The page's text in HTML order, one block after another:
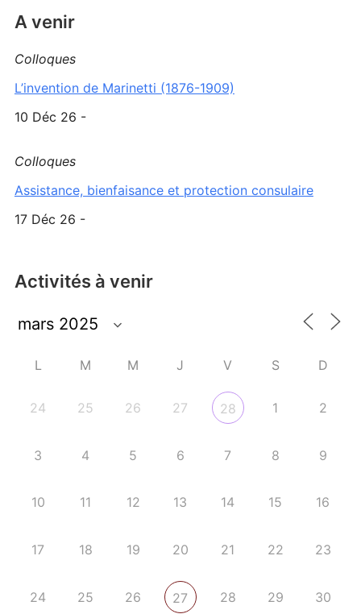
A venir
Colloques
L’invention de Marinetti (1876-1909)
10 Déc 26 -
Colloques
Assistance, bienfaisance et protection consulaire
17 Déc 26 -
Activités à venir
L M M J V S D
24 25 26 27 28 1 2
3 4 5 6 7 8 9
10 11 12 13 14 15 16
17 18 19 20 21 22 23
24 25 26 27 28 29 30